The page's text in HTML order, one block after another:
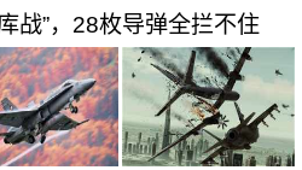
战”，28枚导弹全拦不住